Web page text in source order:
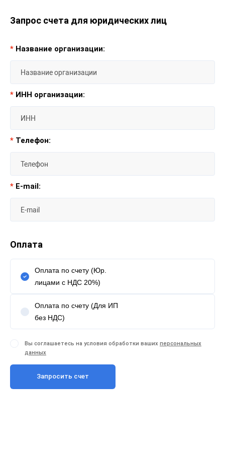
Запрос счета для юридических лиц
* Название организации:
* ИНН организации:
* Телефон:
* E-mail:
Оплата
Оплата по счету (Юр.
лицами с НДС 20%)
Оплата по счету (Для ИП
без НДС)
Вы соглашаетесь на условия обработки ваших персональных
данных